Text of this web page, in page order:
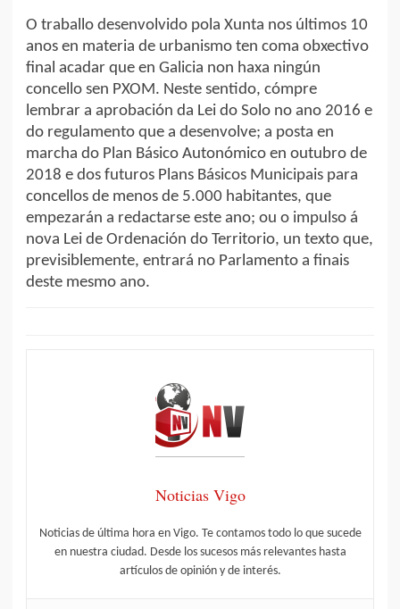
O traballo desenvolvido pola Xunta nos últimos 10
anos en materia de urbanismo ten coma obxectivo
final acadar que en Galicia non haxa ningún
concello sen PXOM. Neste sentido, cómpre
lembrar a aprobación da Lei do Solo no ano 2016 e
do regulamento que a desenvolve; a posta en
marcha do Plan Básico Autonómico en outubro de
2018 e dos futuros Plans Básicos Municipais para
concellos de menos de 5.000 habitantes, que
empezarán a redactarse este ano; ou o impulso á
nova Lei de Ordenación do Territorio, un texto que,
previsiblemente, entrará no Parlamento a finais
deste mesmo ano.
Noticias Vigo
Noticias de última hora en Vigo. Te contamos todo lo que sucede
en nuestra ciudad. Desde los sucesos más relevantes hasta
artículos de opinión y de interés.